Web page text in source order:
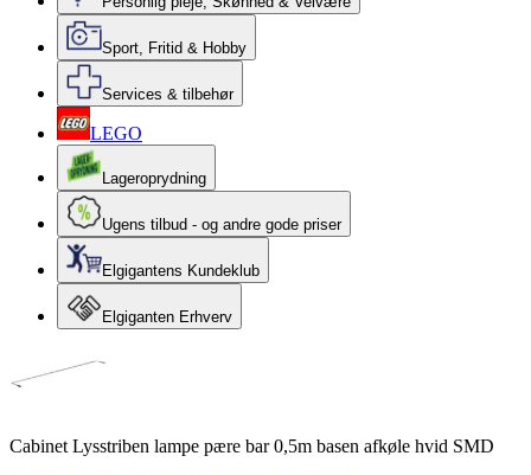
Sport, Fritid & Hobby
Services & tilbehør
LEGO
Lageroprydning
Ugens tilbud - og andre gode priser
Elgigantens Kundeklub
Elgiganten Erhverv
Cabinet Lysstriben lampe pære bar 0,5m basen afkøle hvid SMD